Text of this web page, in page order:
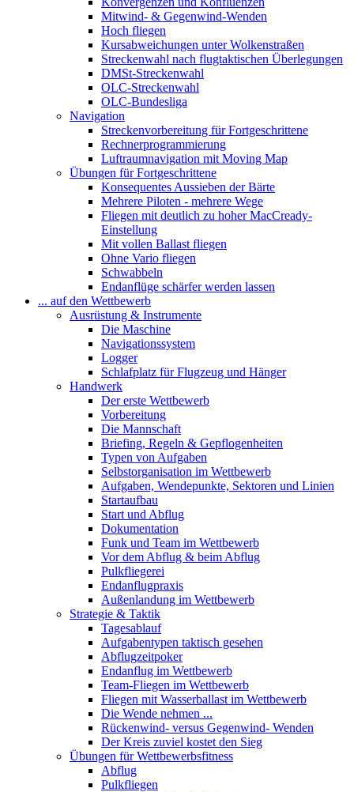
Mitwind- & Gegenwind-Wenden
Hoch fliegen
Kursabweichungen unter Wolkenstraßen
Streckenwahl nach flugtaktischen Überlegungen
DMSt-Streckenwahl
OLC-Streckenwahl
OLC-Bundesliga
Navigation
Streckenvorbereitung für Fortgeschrittene
Rechnerprogrammierung
Luftraumnavigation mit Moving Map
Übungen für Fortgeschrittene
Konsequentes Aussieben der Bärte
Mehrere Piloten - mehrere Wege
Fliegen mit deutlich zu hoher MacCready-
Einstellung
Mit vollen Ballast fliegen
Ohne Vario fliegen
Schwabbeln
Endanflüge schärfer werden lassen
... auf den Wettbewerb
Ausrüstung & Instrumente
Die Maschine
Navigationssystem
Logger
Schlafplatz für Flugzeug und Hänger
Handwerk
Der erste Wettbewerb
Vorbereitung
Die Mannschaft
Briefing, Regeln & Gepflogenheiten
Typen von Aufgaben
Selbstorganisation im Wettbewerb
Aufgaben, Wendepunkte, Sektoren und Linien
Startaufbau
Start und Abflug
Dokumentation
Funk und Team im Wettbewerb
Vor dem Abflug & beim Abflug
Pulkfliegerei
Endanflugpraxis
Außenlandung im Wettbewerb
Strategie & Taktik
Tagesablauf
Aufgabentypen taktisch gesehen
Abflugzeitpoker
Endanflug im Wettbewerb
Team-Fliegen im Wettbewerb
Fliegen mit Wasserballast im Wettbewerb
Die Wende nehmen ...
Rückenwind- versus Gegenwind- Wenden
Der Kreis zuviel kostet den Sieg
Übungen für Wettbewerbsfitness
Abflug
Pulkfliegen